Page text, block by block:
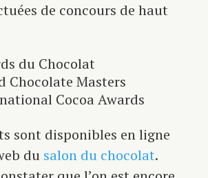
de concours de haut
du Chocolat
Chocolate Masters
Cocoa Awards
sont disponibles en ligne
du salon du chocolat.